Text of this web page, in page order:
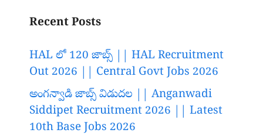
Recent Posts
HAL లో 120 జాబ్స్ || HAL Recruitment
Out 2026 || Central Govt Jobs 2026
అంగన్వాడి జాబ్స్ విడుదల || Anganwadi
Siddipet Recruitment 2026 || Latest
10th Base Jobs 2026